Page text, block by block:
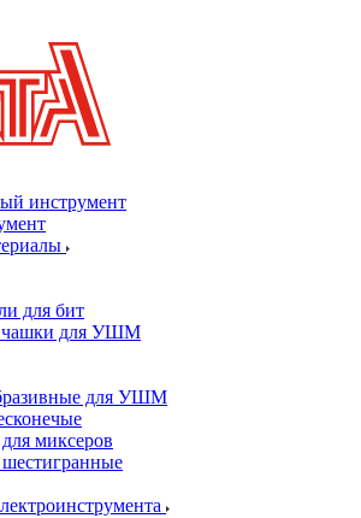
инструмент
для бит
чашки для УШМ
для УШМ
миксеров